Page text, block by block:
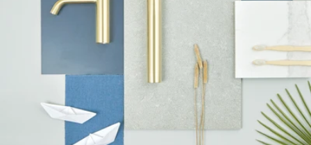
le média 0 en mode modal